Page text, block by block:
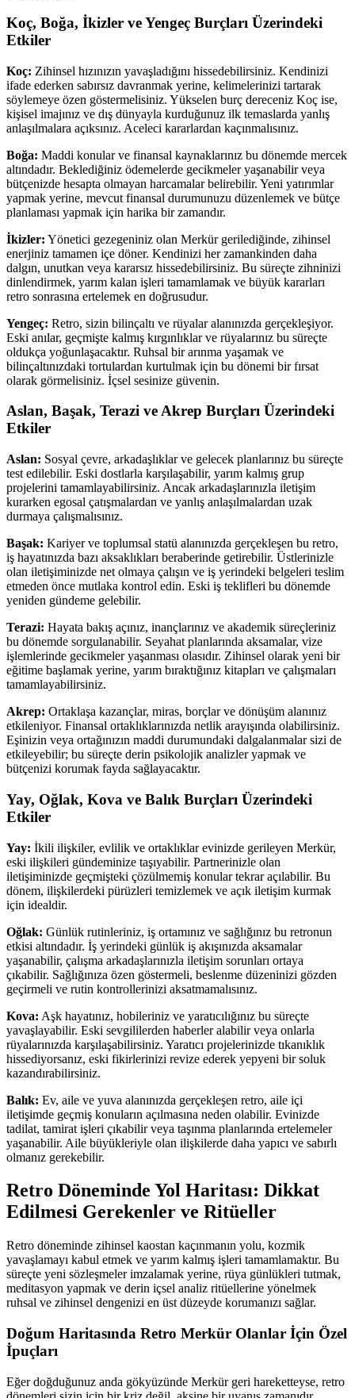
Koç, Boğa, İkizler ve Yengeç Burçları Üzerindeki
Etkiler
Koç: Zihinsel hızınızın yavaşladığını hissedebilirsiniz. Kendinizi
ifade ederken sabırsız davranmak yerine, kelimelerinizi tartarak
söylemeye özen göstermelisiniz. Yükselen burç dereceniz Koç ise,
kişisel imajınız ve dış dünyayla kurduğunuz ilk temaslarda yanlış
anlaşılmalara açıksınız. Aceleci kararlardan kaçınmalısınız.
Boğa: Maddi konular ve finansal kaynaklarınız bu dönemde mercek
altındadır. Beklediğiniz ödemelerde gecikmeler yaşanabilir veya
bütçenizde hesapta olmayan harcamalar belirebilir. Yeni yatırımlar
yapmak yerine, mevcut finansal durumunuzu düzenlemek ve bütçe
planlaması yapmak için harika bir zamandır.
İkizler: Yönetici gezegeniniz olan Merkür gerilediğinde, zihinsel
enerjiniz tamamen içe döner. Kendinizi her zamankinden daha
dalgın, unutkan veya kararsız hissedebilirsiniz. Bu süreçte zihninizi
dinlendirmek, yarım kalan işleri tamamlamak ve büyük kararları
retro sonrasına ertelemek en doğrusudur.
Yengeç: Retro, sizin bilinçaltı ve rüyalar alanınızda gerçekleşiyor.
Eski anılar, geçmişte kalmış kırgınlıklar ve rüyalarınız bu süreçte
oldukça yoğunlaşacaktır. Ruhsal bir arınma yaşamak ve
bilinçaltınızdaki tortulardan kurtulmak için bu dönemi bir fırsat
olarak görmelisiniz. İçsel sesinize güvenin.
Aslan, Başak, Terazi ve Akrep Burçları Üzerindeki
Etkiler
Aslan: Sosyal çevre, arkadaşlıklar ve gelecek planlarınız bu süreçte
test edilebilir. Eski dostlarla karşılaşabilir, yarım kalmış grup
projelerini tamamlayabilirsiniz. Ancak arkadaşlarınızla iletişim
kurarken egosal çatışmalardan ve yanlış anlaşılmalardan uzak
durmaya çalışmalısınız.
Başak: Kariyer ve toplumsal statü alanınızda gerçekleşen bu retro,
iş hayatınızda bazı aksaklıkları beraberinde getirebilir. Üstlerinizle
olan iletişiminizde net olmaya çalışın ve iş yerindeki belgeleri teslim
etmeden önce mutlaka kontrol edin. Eski iş teklifleri bu dönemde
yeniden gündeme gelebilir.
Terazi: Hayata bakış açınız, inançlarınız ve akademik süreçleriniz
bu dönemde sorgulanabilir. Seyahat planlarında aksamalar, vize
işlemlerinde gecikmeler yaşanması olasıdır. Zihinsel olarak yeni bir
eğitime başlamak yerine, yarım bıraktığınız kitapları ve çalışmaları
tamamlayabilirsiniz.
Akrep: Ortaklaşa kazançlar, miras, borçlar ve dönüşüm alanınız
etkileniyor. Finansal ortaklıklarınızda netlik arayışında olabilirsiniz.
Eşinizin veya ortağınızın maddi durumundaki dalgalanmalar sizi de
etkileyebilir; bu süreçte derin psikolojik analizler yapmak ve
bütçenizi korumak fayda sağlayacaktır.
Yay, Oğlak, Kova ve Balık Burçları Üzerindeki
Etkiler
Yay: İkili ilişkiler, evlilik ve ortaklıklar evinizde gerileyen Merkür,
eski ilişkileri gündeminize taşıyabilir. Partnerinizle olan
iletişiminizde geçmişteki çözülmemiş konular tekrar açılabilir. Bu
dönem, ilişkilerdeki pürüzleri temizlemek ve açık iletişim kurmak
için idealdir.
Oğlak: Günlük rutinleriniz, iş ortamınız ve sağlığınız bu retronun
etkisi altındadır. İş yerindeki günlük iş akışınızda aksamalar
yaşanabilir, çalışma arkadaşlarınızla iletişim sorunları ortaya
çıkabilir. Sağlığınıza özen göstermeli, beslenme düzeninizi gözden
geçirmeli ve rutin kontrollerinizi aksatmamalısınız.
Kova: Aşk hayatınız, hobileriniz ve yaratıcılığınız bu süreçte
yavaşlayabilir. Eski sevgililerden haberler alabilir veya onlarla
rüyalarınızda karşılaşabilirsiniz. Yaratıcı projelerinizde tıkanıklık
hissediyorsanız, eski fikirlerinizi revize ederek yepyeni bir soluk
kazandırabilirsiniz.
Balık: Ev, aile ve yuva alanınızda gerçekleşen retro, aile içi
iletişimde geçmiş konuların açılmasına neden olabilir. Evinizde
tadilat, tamirat işleri çıkabilir veya taşınma planlarında ertelemeler
yaşanabilir. Aile büyükleriyle olan ilişkilerde daha yapıcı ve sabırlı
olmanız gerekebilir.
Retro Döneminde Yol Haritası: Dikkat
Edilmesi Gerekenler ve Ritüeller
Retro döneminde zihinsel kaostan kaçınmanın yolu, kozmik
yavaşlamayı kabul etmek ve yarım kalmış işleri tamamlamaktır. Bu
süreçte yeni sözleşmeler imzalamak yerine, rüya günlükleri tutmak,
meditasyon yapmak ve derin içsel analiz ritüellerine yönelmek
ruhsal ve zihinsel dengenizi en üst düzeyde korumanızı sağlar.
Doğum Haritasında Retro Merkür Olanlar İçin Özel
İpuçları
Eğer doğduğunuz anda gökyüzünde Merkür geri hareketteyse, retro